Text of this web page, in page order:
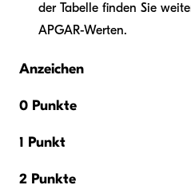
der Tabelle finden Sie
APGAR-Werten.
Anzeichen
0 Punkte
1 Punkt
2 Punkte